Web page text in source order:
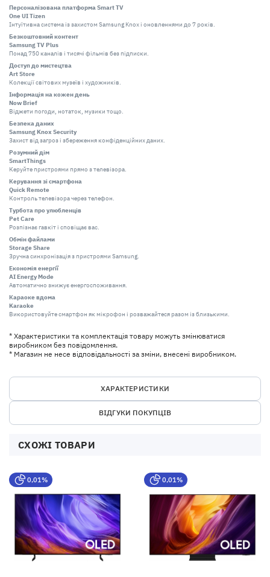
Персоналізована платформа Smart TV
One UI Tizen
Інтуїтивна система із захистом Samsung Knox і оновленнями до 7 років.
Безкоштовний контент
Samsung TV Plus
Понад 750 каналів і тисячі фільмів без підписки.
Доступ до мистецтва
Art Store
Колекції світових музеїв і художників.
Інформація на кожен день
Now Brief
Віджети погоди, нотаток, музики тощо.
Безпека даних
Samsung Knox Security
Захист від загроз і збереження конфіденційних даних.
Розумний дім
SmartThings
Керуйте пристроями прямо з телевізора.
Керування зі смартфона
Quick Remote
Контроль телевізора через телефон.
Турбота про улюбленців
Pet Care
Розпізнає гавкіт і сповіщає вас.
Обмін файлами
Storage Share
Зручна синхронізація з пристроями Samsung.
Економія енергії
AI Energy Mode
Автоматично знижує енергоспоживання.
Караоке вдома
Karaoke
Використовуйте смартфон як мікрофон і розважайтеся разом із близькими.
* Характеристики та комплектація товару можуть змінюватися
виробником без повідомлення.
* Магазин не несе відповідальності за зміни, внесені виробником.
ХАРАКТЕРИСТИКИ
ВІДГУКИ ПОКУПЦІВ
СХОЖІ ТОВАРИ
0,01% 0,01%